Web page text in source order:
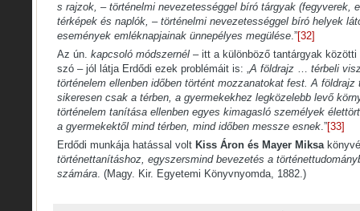
s rajzok, – történelmi nevezetességgel bíró tárgyak (fegyverek,
térképek és naplók, – történelmi nevezetességgel bíró helyek
események emléknapjainak ünnepélyes megülése.”[32]
Az ún. kapcsoló módszernél – itt a különböző tantárgyak
szó – jól látja Erdődi ezek problémáit is: „A földrajz … térbeli
történelem ellenben időben történt mozzanatokat fest. A
sikeresen csak a térben, a gyermekekhez legközelebb levő
történelem tanítása ellenben egyes kimagasló személyek
a gyermekektől mind térben, mind időben messze esnek.”[33]
Erdődi munkája hatással volt Kiss Áron és Mayer Miksa
történettanításhoz, egyszersmind bevezetés a
számára. (Magy. Kir. Egyetemi Könyvnyomda, 1882.)